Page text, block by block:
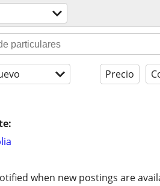
Precio
when new postings are